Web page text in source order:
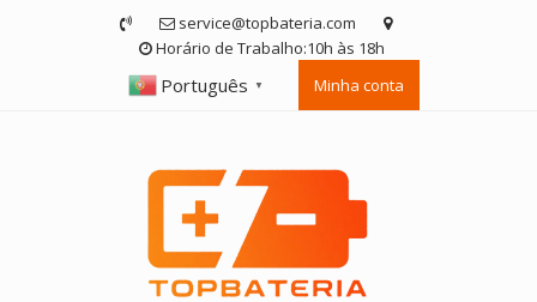
service@topbateria.com
Horário de Trabalho:10h às 18h
Português ▼ Minha conta